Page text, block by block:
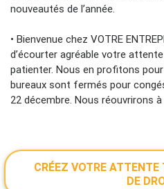
nouveautés de l’année.
• Bienvenue chez VOTRE
d’écourter agréable votre
patienter. Nous en profitons
bureaux sont fermés pour
22 décembre. Nous réouvrirons
CRÉEZ VOTRE ATTENTE
DE